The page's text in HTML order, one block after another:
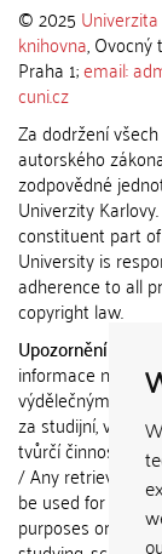
© 2025
knihovna, Ovocný
Praha 1;email:
cuni.cz
Za dodržení
autorského
zodpovědné
Univerzity
constituent part
University is
adherence to all
copyright law.
Upozornění /
informace
výdělečným
za studijní,
tvůrčí činnost jiné
/ Any retrieved
be used for any
purposes or